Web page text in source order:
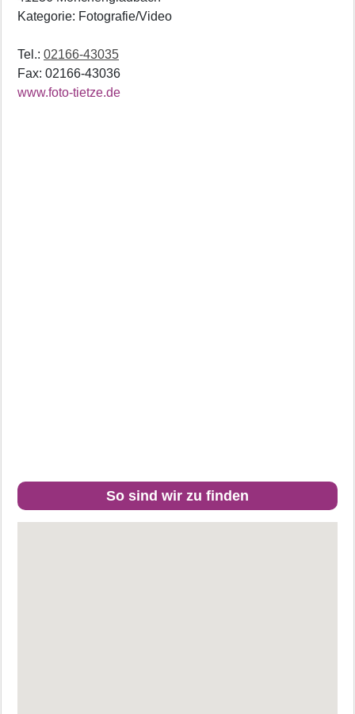
Kategorie: Fotografie/Video
Tel.: 02166-43035
Fax: 02166-43036
www.foto-tietze.de
So sind wir zu finden